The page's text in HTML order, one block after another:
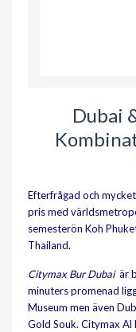
Dubai
Efterfrågad och
pris med
semesterön Koh
Thailand.
Citymax Bur Dubaiär
minuters promenad
Museum men även
Gold Souk. Citymax Al